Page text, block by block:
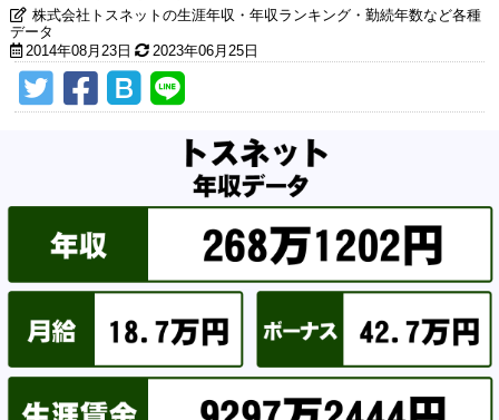
株式会社トスネットの生涯年収・年収ランキング・勤続年数など各種
データ
2014年08月23日
2023年06月25日